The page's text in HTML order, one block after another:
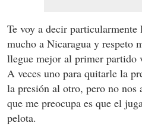
Te voy a decir particularmente
mucho a Nicaragua y respeto
llegue mejor al primer partido
A veces uno para quitarle la
la presión al otro, pero no nos
que me preocupa es que el
pelota.